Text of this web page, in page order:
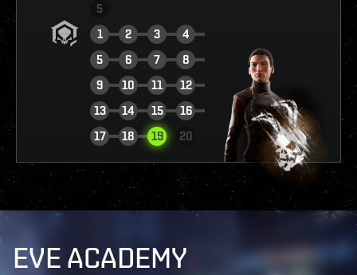
5
1
2 3
4
5
6 7
8
9
10 11
12
13
14 15
16
17
18 19 20
VOIR LE RAPPORT
EVE ACADEMY